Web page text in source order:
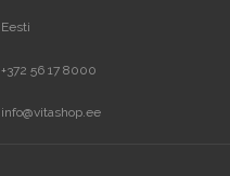
Eesti
+372 56 17 8000
info@vitashop.ee